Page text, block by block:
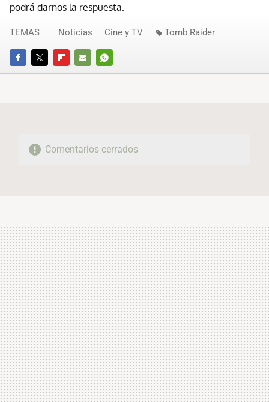
podrá darnos la respuesta.
FACEBOOKTWITTERFLIPBOARD
E-
WHATSAPP
TEMAS Noticias Cine y TV Tomb Raider
Comentarios cerrados